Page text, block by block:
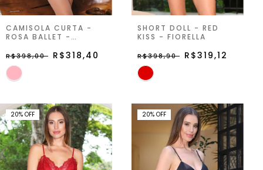
CAMISOLA CURTA -
ROSA BALLET -
R$398,00 R$318,40
SHORT DOLL - RED
KISS - FIORELLA
R$398,90 R$319,12
20% OFF 20% OFF